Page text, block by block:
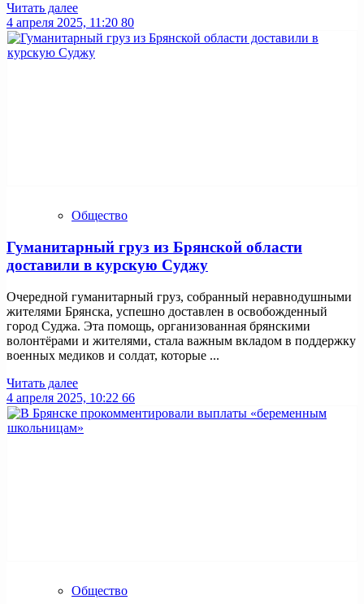
Читать далее
4 апреля 2025, 11:20 80
Общество
Гуманитарный груз из Брянской области
доставили в курскую Суджу
Очередной гуманитарный груз, собранный неравнодушными
жителями Брянска, успешно доставлен в освобожденный
город Суджа. Эта помощь, организованная брянскими
волонтёрами и жителями, стала важным вкладом в поддержку
военных медиков и солдат, которые ...
Читать далее
4 апреля 2025, 10:22 66
Общество